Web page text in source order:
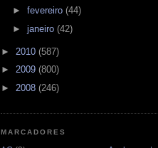
► fevereiro (44)
► janeiro (42)
► 2010 (587)
► 2009 (800)
► 2008 (246)
MARCADORES